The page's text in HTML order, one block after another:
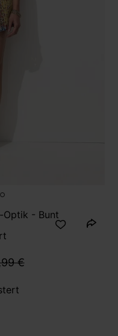
Optik - Bunt
€